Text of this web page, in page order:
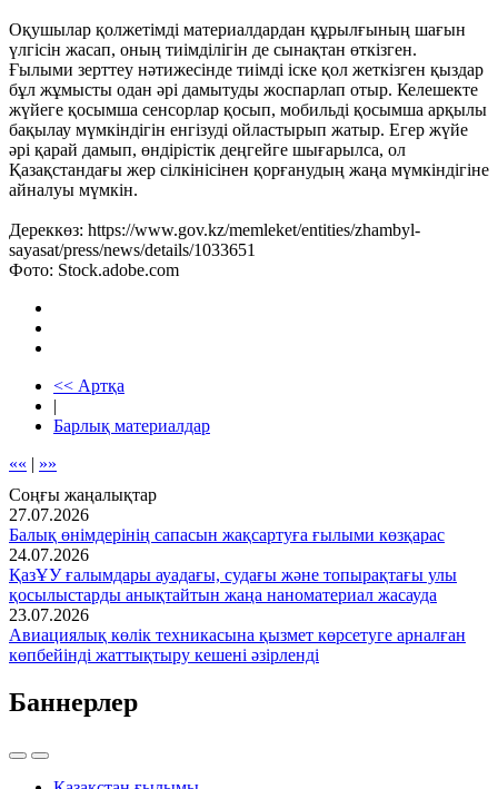
Оқушылар қолжетімді материалдардан құрылғының шағын
үлгісін жасап, оның тиімділігін де сынақтан өткізген.
Ғылыми зерттеу нәтижесінде тиімді іске қол жеткізген қыздар
бұл жұмысты одан әрі дамытуды жоспарлап отыр. Келешекте
жүйеге қосымша сенсорлар қосып, мобильді қосымша арқылы
бақылау мүмкіндігін енгізуді ойластырып жатыр. Егер жүйе
әрі қарай дамып, өндірістік деңгейге шығарылса, ол
Қазақстандағы жер сілкінісінен қорғанудың жаңа мүмкіндігіне
айналуы мүмкін.
Дереккөз: https://www.gov.kz/memleket/entities/zhambyl-
sayasat/press/news/details/1033651
Фото: Stock.adobe.com
<< Артқа
|
Барлық материалдар
«« | »»
Соңғы жаңалықтар
27.07.2026
Балық өнімдерінің сапасын жақсартуға ғылыми көзқарас
24.07.2026
ҚазҰУ ғалымдары ауадағы, судағы және топырақтағы улы
қосылыстарды анықтайтын жаңа наноматериал жасауда
23.07.2026
Авиациялық көлік техникасына қызмет көрсетуге арналған
көпбейінді жаттықтыру кешені әзірленді
Баннерлер